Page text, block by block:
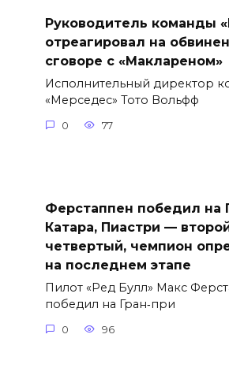
Руководитель команды
отреагировал на
сговоре с «Маклареном»
Исполнительный директор
«Мерседес» Тото Вольфф
0 77
Ферстаппен победил на
Катара, Пиастри —
четвертый, чемпион
на последнем этапе
Пилот «Ред Булл» Макс
победил на Гран‑при
0 96